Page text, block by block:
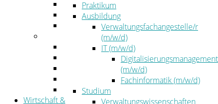
Bürgerinformationssystem
Wahlen
Der Landrat
Kommunalaufsicht
Zahlen, Daten, Fakten
Wirtschaft &
Praktikum
Ausbildung
Verwaltungsfachangestelle/r
(m/w/d)
IT (m/w/d)
Digitalisierungsmanagement
(m/w/d)
Fachinformatik (m/w/d)
Studium
Verwaltungswissenschaften